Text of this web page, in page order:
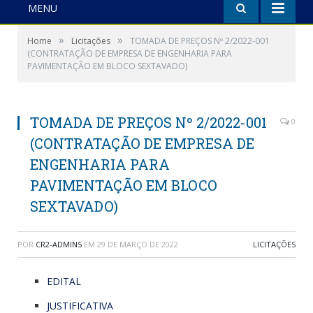
MENU
Home » Licitações »
TOMADA DE PREÇOS Nº 2/2022-001
(CONTRATAÇÃO DE EMPRESA DE ENGENHARIA PARA
PAVIMENTAÇÃO EM BLOCO SEXTAVADO)
TOMADA DE PREÇOS Nº 2/2022-001
(CONTRATAÇÃO DE EMPRESA DE
ENGENHARIA PARA
PAVIMENTAÇÃO EM BLOCO
SEXTAVADO)
0
POR CR2-ADMIN5 EM 29 DE MARÇO DE 2022 LICITAÇÕES
EDITAL
JUSTIFICATIVA